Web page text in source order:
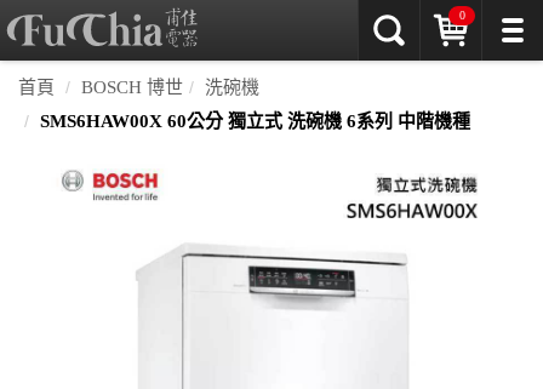
0
首頁 BOSCH 博世
洗碗機
SMS6HAW00X 60公分 獨立式 洗碗機 6系列 中階機種